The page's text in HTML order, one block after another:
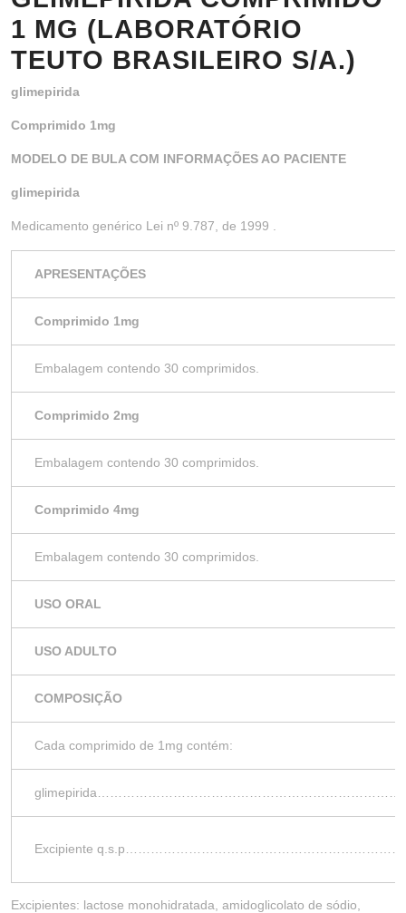
1 MG (LABORATÓRIO
TEUTO BRASILEIRO S/A.)
glimepirida
Comprimido 1mg
MODELO DE BULA COM INFORMAÇÕES AO PACIENTE
glimepirida
Medicamento genérico Lei nº 9.787, de 1999 .
APRESENTAÇÕES
Comprimido 1mg
Embalagem contendo 30 comprimidos.
Comprimido 2mg
Embalagem contendo 30 comprimidos.
Comprimido 4mg
Embalagem contendo 30 comprimidos.
USO ORAL
USO ADULTO
COMPOSIÇÃO
Cada comprimido de 1mg contém:
Excipiente
Excipientes: lactose monohidratada, amidoglicolato de sódio,